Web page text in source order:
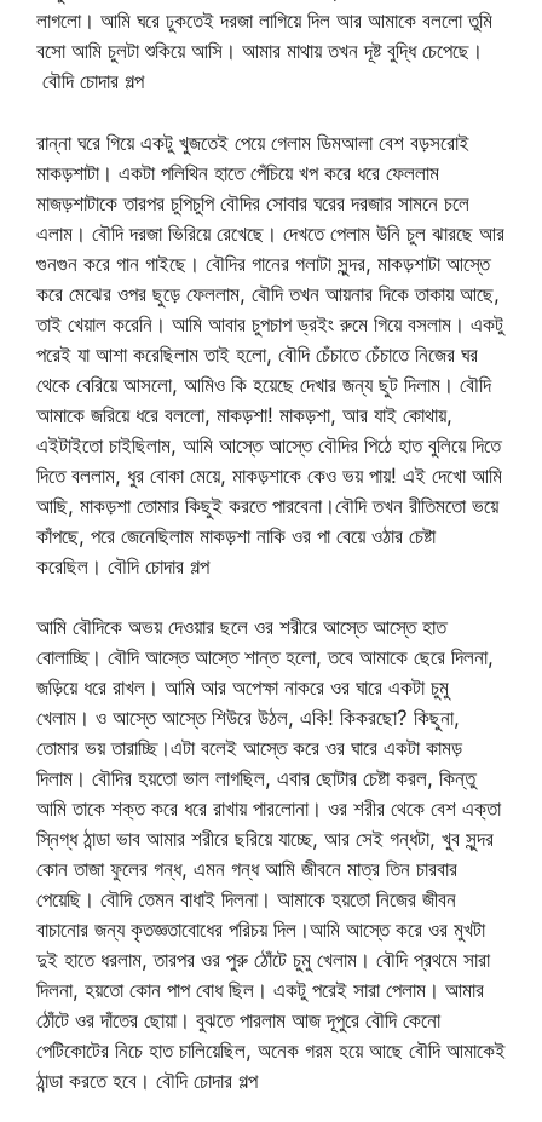
লাগলো। আমি ঘরে ঢুকতেই দরজা লাগিয়ে দিল আর আমাকে বললো তুমি
বসো আমি চুলটা শুকিয়ে আসি। আমার মাথায় তখন দূষ্ট বুদ্ধি চেপেছে।
বৌদি চোদার গল্প
রান্না ঘরে গিয়ে একটু খুজতেই পেয়ে গেলাম ডিমআলা বেশ বড়সরোই
মাকড়শাটা। একটা পলিথিন হাতে পেঁচিয়ে খপ করে ধরে ফেললাম
মাজড়শাটাকে তারপর চুপিচুপি বৌদির সোবার ঘরের দরজার সামনে চলে
এলাম। বৌদি দরজা ভিরিয়ে রেখেছে। দেখতে পেলাম উনি চুল ঝারছে আর
গুনগুন করে গান গাইছে। বৌদির গানের গলাটা সুন্দর, মাকড়শাটা আস্তে
করে মেঝের ওপর ছুড়ে ফেললাম, বৌদি তখন আয়নার দিকে তাকায় আছে,
তাই খেয়াল করেনি। আমি আবার চুপচাপ ড্রইং রুমে গিয়ে বসলাম। একটু
পরেই যা আশা করেছিলাম তাই হলো, বৌদি চেঁচাতে চেঁচাতে নিজের ঘর
থেকে বেরিয়ে আসলো, আমিও কি হয়েছে দেখার জন্য ছুট দিলাম। বৌদি
আমাকে জরিয়ে ধরে বললো, মাকড়শা! মাকড়শা, আর যাই কোথায়,
এইটাইতো চাইছিলাম, আমি আস্তে আস্তে বৌদির পিঠে হাত বুলিয়ে দিতে
দিতে বললাম, ধুর বোকা মেয়ে, মাকড়শাকে কেও ভয় পায়! এই দেখো আমি
আছি, মাকড়শা তোমার কিছুই করতে পারবেনা।বৌদি তখন রীতিমতো ভয়ে
কাঁপছে, পরে জেনেছিলাম মাকড়শা নাকি ওর পা বেয়ে ওঠার চেষ্টা
করেছিল। বৌদি চোদার গল্প
আমি বৌদিকে অভয় দেওয়ার ছলে ওর শরীরে আস্তে আস্তে হাত
বোলাচ্ছি। বৌদি আস্তে আস্তে শান্ত হলো, তবে আমাকে ছেরে দিলনা,
জড়িয়ে ধরে রাখল। আমি আর অপেক্ষা নাকরে ওর ঘারে একটা চুমু
খেলাম। ও আস্তে আস্তে শিউরে উঠল, একি! কিকরছো? কিছুনা,
তোমার ভয় তারাচ্ছি।এটা বলেই আস্তে করে ওর ঘারে একটা কামড়
দিলাম। বৌদির হয়তো ভাল লাগছিল, এবার ছোটার চেষ্টা করল, কিন্তু
আমি তাকে শক্ত করে ধরে রাখায় পারলোনা। ওর শরীর থেকে বেশ এক্তা
স্নিগ্ধ ঠান্ডা ভাব আমার শরীরে ছরিয়ে যাচ্ছে, আর সেই গন্ধটা, খুব সুন্দর
কোন তাজা ফুলের গন্ধ, এমন গন্ধ আমি জীবনে মাত্র তিন চারবার
পেয়েছি। বৌদি তেমন বাধাই দিলনা। আমাকে হয়তো নিজের জীবন
বাচানোর জন্য কৃতজ্ঞতাবোধের পরিচয় দিল।আমি আস্তে করে ওর মুখটা
দুই হাতে ধরলাম, তারপর ওর পুরু ঠোঁটে চুমু খেলাম। বৌদি প্রথমে সারা
দিলনা, হয়তো কোন পাপ বোধ ছিল। একটু পরেই সারা পেলাম। আমার
ঠোঁটে ওর দাঁতের ছোয়া। বুঝতে পারলাম আজ দূপুরে বৌদি কেনো
পেটিকোটের নিচে হাত চালিয়েছিল, অনেক গরম হয়ে আছে বৌদি আমাকেই
ঠান্ডা করতে হবে। বৌদি চোদার গল্প